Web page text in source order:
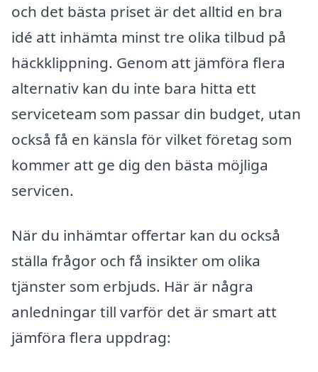
och det bästa priset är det alltid en bra
idé att inhämta minst tre olika tilbud på
häckklippning. Genom att jämföra flera
alternativ kan du inte bara hitta ett
serviceteam som passar din budget, utan
också få en känsla för vilket företag som
kommer att ge dig den bästa möjliga
servicen.
När du inhämtar offertar kan du också
ställa frågor och få insikter om olika
tjänster som erbjuds. Här är några
anledningar till varför det är smart att
jämföra flera uppdrag: